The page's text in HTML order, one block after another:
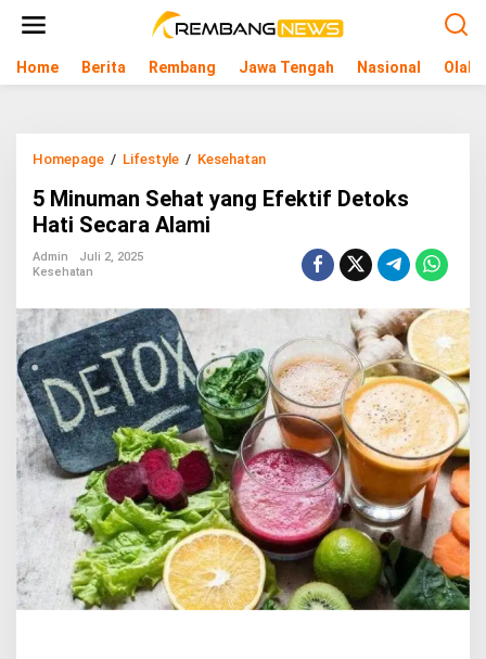
t
Home Berita Rembang Jawa Tengah Nasional
Homepage / Lifestyle / Kesehatan
i
h
a
t
y
n
g
E
f
e
k
t
i
f
5 Minuman Sehat yang Efektif Detoks
Hati Secara Alami
Admin
Juli 2, 2025
Kesehatan